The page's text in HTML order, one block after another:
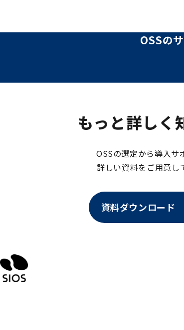
OSSの
もっと詳しく
OSSの選定から導入サ
詳しい資料をご用意し
資料ダウンロード